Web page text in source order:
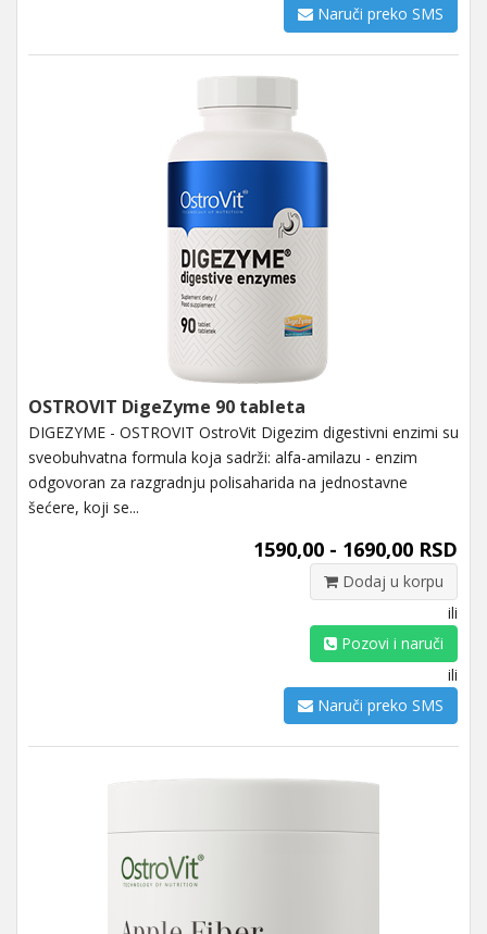
Naruči preko SMS
OSTROVIT DigeZyme 90 tableta
DIGEZYME - OSTROVIT OstroVit Digezim digestivni enzimi su
sveobuhvatna formula koja sadrži: alfa-amilazu - enzim
odgovoran za razgradnju polisaharida na jednostavne
šećere, koji se...
1590,00 - 1690,00 RSD
Dodaj u korpu
ili
Pozovi i naruči
ili
Naruči preko SMS